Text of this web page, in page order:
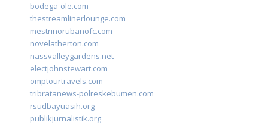
bodega-ole.com
thestreamlinerlounge.com
mestrinorubanofc.com
novelatherton.com
nassvalleygardens.net
electjohnstewart.com
omptourtravels.com
tribratanews-polreskebumen.com
rsudbayuasih.org
publikjurnalistik.org